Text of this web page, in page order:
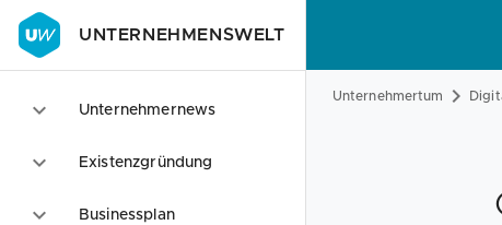
UNTERNEHMENSWELT
Unternehmernews
Existenzgründung
Businessplan
Unternehmertum